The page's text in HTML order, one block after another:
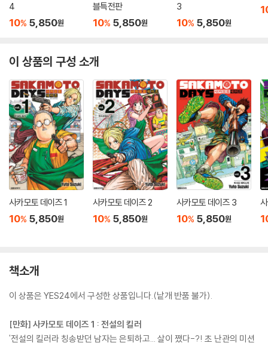
4
10% 5,850원
블특전판
10% 5,850원
3
10% 5,850원
이 상품의 구성 소개
사카모토 데이즈 1
10% 5,850원
사카모토 데이즈 2
10% 5,850원
사카모토 데이즈 3
10% 5,850원
책소개
이 상품은 YES24에서 구성한 상품입니다.(낱개 반품 불가).
[만화] 사카모토 데이즈 1 : 전설의 킬러
'전설의 킬러라 칭송받던 남자는 은퇴하고... 살이 쪘다-?! 초 난관의 미션